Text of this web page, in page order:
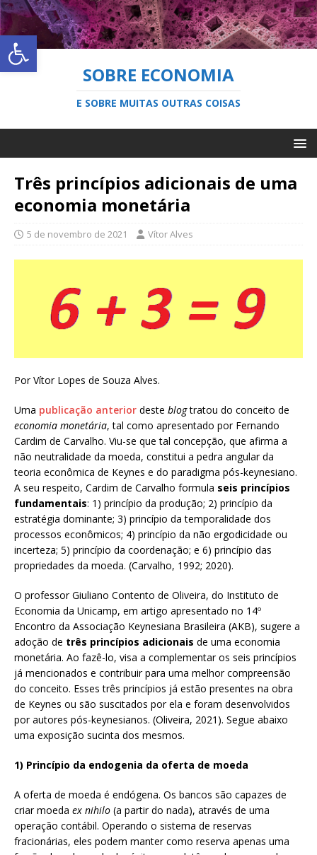
Abrir a barra de ferramentas
SOBRE ECONOMIA
E SOBRE MUITAS OUTRAS COISAS
Três princípios adicionais de uma
economia monetária
5 de novembro de 2021 Vítor Alves
Por Vítor Lopes de Souza Alves.
Uma publicação anterior deste blogtratou do conceito de
economia monetária, tal como apresentado por Fernando
Cardim de Carvalho. Viu-se que tal concepção, que afirma a
não neutralidade da moeda, constitui a pedra angular da
teoria econômica de Keynes e do paradigma pós-keynesiano.
A seu respeito, Cardim de Carvalho formula seis princípios
fundamentais: 1) princípio da produção; 2) princípio da
estratégia dominante; 3) princípio da temporalidade dos
processos econômicos; 4) princípio da não ergodicidade ou
incerteza; 5) princípio da coordenação; e 6) princípio das
propriedades da moeda. (Carvalho, 1992; 2020).
O professor Giuliano Contento de Oliveira, do Instituto de
Economia da Unicamp, em artigo apresentado no 14º
Encontro da Associação Keynesiana Brasileira (AKB), sugere a
adoção de três princípios adicionais de uma economia
monetária. Ao fazê-lo, visa a complementar os seis princípios
já mencionados e contribuir para uma melhor compreensão
do conceito. Esses três princípios já estão presentes na obra
de Keynes ou são suscitados por ela e foram desenvolvidos
por autores pós-keynesianos. (Oliveira, 2021). Segue abaixo
uma exposição sucinta dos mesmos.
1) Princípio da endogenia da oferta de moeda
A oferta de moeda é endógena. Os bancos são capazes de
criar moeda ex nihilo (a partir do nada), através de uma
operação contábil. Operando o sistema de reservas
fracionárias, eles podem manter como reserva apenas uma